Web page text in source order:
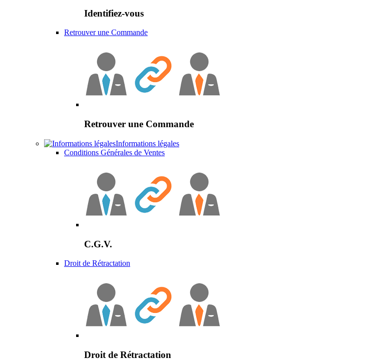
Identifiez-vous
Retrouver une Commande
Retrouver une Commande
Informations légales
Conditions Générales de Ventes
C.G.V.
Droit de Rétractation
Droit de Rétractation